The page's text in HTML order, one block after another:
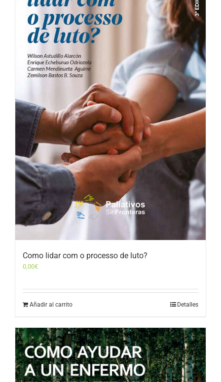
Como lidar com o processo de luto?
0,00€
Añadir al carrito Detalles